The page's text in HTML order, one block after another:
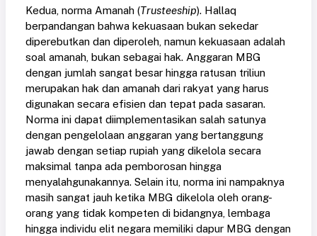
Kedua, norma Amanah (Trusteeship). Hallaq
berpandangan bahwa kekuasaan bukan sekedar
diperebutkan dan diperoleh, namun kekuasaan adalah
soal amanah, bukan sebagai hak. Anggaran MBG
dengan jumlah sangat besar hingga ratusan triliun
merupakan hak dan amanah dari rakyat yang harus
digunakan secara efisien dan tepat pada sasaran.
Norma ini dapat diimplementasikan salah satunya
dengan pengelolaan anggaran yang bertanggung
jawab dengan setiap rupiah yang dikelola secara
maksimal tanpa ada pemborosan hingga
menyalahgunakannya. Selain itu, norma ini nampaknya
masih sangat jauh ketika MBG dikelola oleh orang-
orang yang tidak kompeten di bidangnya, lembaga
hingga individu elit negara memiliki dapur MBG dengan